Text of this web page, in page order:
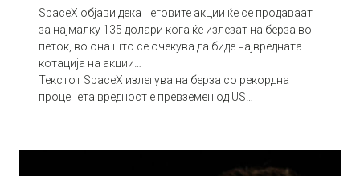
SpaceX објави дека неговите акции ќе се продаваат
за најмалку 135 долари кога ќе излезат на берза во
петок, во она што се очекува да биде највредната
котација на акции…
Текстот SpaceX излегува на берза со рекордна
проценета вредност е превземен од US…